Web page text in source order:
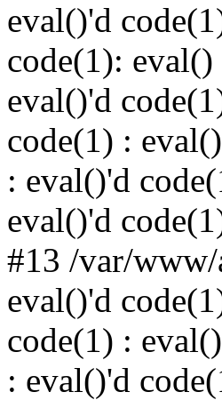
eval()'d
code(1):
eval()'d
code(1) :
: eval()'d
eval()'d
#13 /var/
eval()'d
code(1) :
: eval()'d